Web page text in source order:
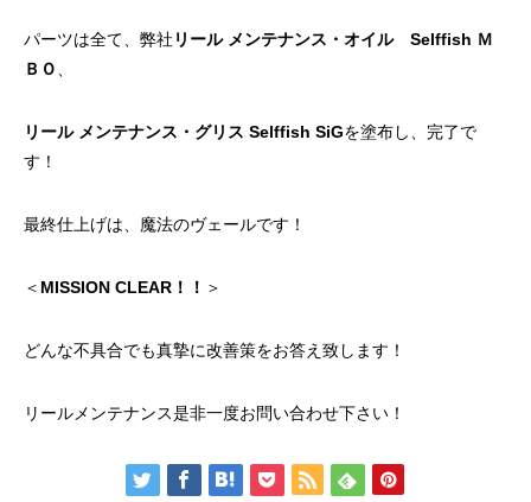
パーツは全て、弊社 リール メンテナンス・オイル Selffish Ｍ
ＢＯ、
リール メンテナンス・グリス Selffish SiGを塗布し、完了で
す！
最終仕上げは、 魔法のヴェールです！
＜ MISSION CLEAR！！ ＞
どんな不具合でも真摯に改善策をお答え致します！
リールメンテナンス是非一度お問い合わせ下さい！